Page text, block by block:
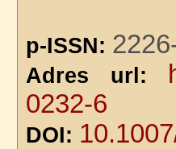
p-ISSN:
Adres url:
0232-6
DOI: